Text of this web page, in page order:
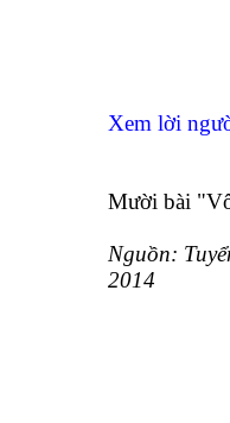
Xem lời
Mười bài
Nguồn:
2014